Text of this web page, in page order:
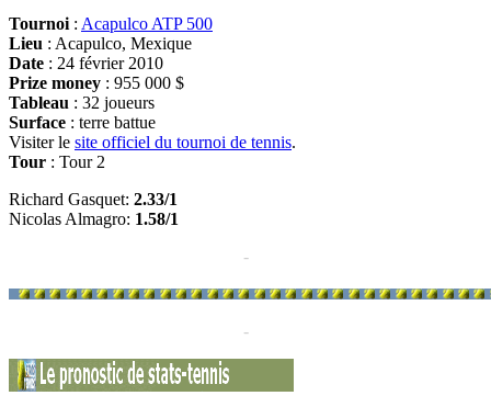
Tournoi : Acapulco ATP 500
Lieu : Acapulco, Mexique
Date : 24 février 2010
Prize money : 955 000 $
Tableau : 32 joueurs
Surface : terre battue
Visiter le site officiel du tournoi de tennis.
Tour : Tour 2
Richard Gasquet: 2.33/1
Nicolas Almagro: 1.58/1
-
-